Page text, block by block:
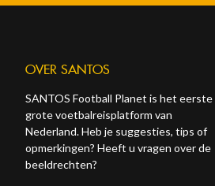
OVER SANTOS
SANTOS Football Planet is het eerste
grote voetbalreisplatform van
Nederland. Heb je suggesties, tips of
opmerkingen? Heeft u vragen over de
beeldrechten?